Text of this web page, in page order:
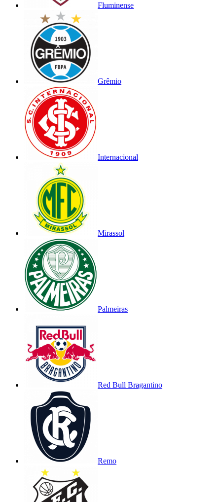
Fluminense
Grêmio
Internacional
Mirassol
Palmeiras
Red Bull Bragantino
Remo